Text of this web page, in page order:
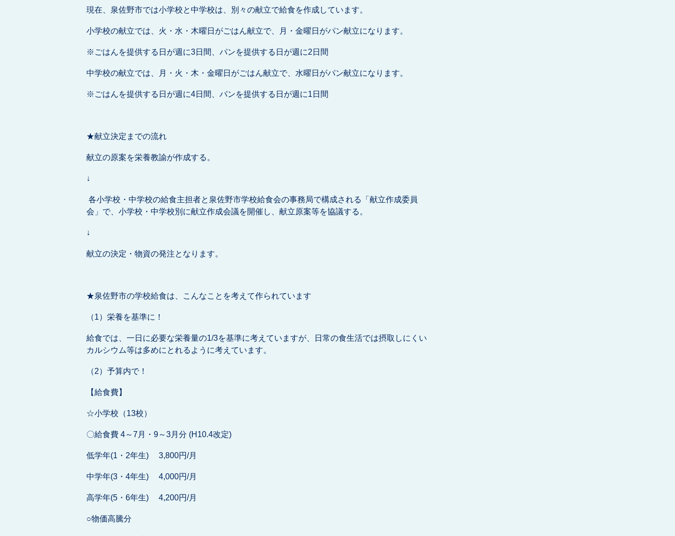
現在、泉佐野市では小学校と中学校は、別々の献立で給食を作成しています。
小学校の献立では、火・水・木曜日がごはん献立で、月・金曜日がパン献立になります。
※ごはんを提供する日が週に3日間、パンを提供する日が週に2日間
中学校の献立では、月・火・木・金曜日がごはん献立で、水曜日がパン献立になります。
※ごはんを提供する日が週に4日間、パンを提供する日が週に1日間
★献立決定までの流れ
献立の原案を栄養教諭が作成する。
↓
各小学校・中学校の給食主担者と泉佐野市学校給食会の事務局で構成される「献立作成委員
会」で、小学校・中学校別に献立作成会議を開催し、献立原案等を協議する。
↓
献立の決定・物資の発注となります。
★泉佐野市の学校給食は、こんなことを考えて作られています
（1）栄養を基準に！
給食では、一日に必要な栄養量の1/3を基準に考えていますが、日常の食生活では摂取しにくい
カルシウム等は多めにとれるように考えています。
（2）予算内で！
【給食費】
☆小学校（13校）
〇給食費 4～7月・9～3月分 (H10.4改定)
低学年(1・2年生) 3,800円/月
中学年(3・4年生) 4,000円/月
高学年(5・6年生) 4,200円/月
○物価高騰分